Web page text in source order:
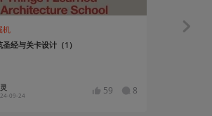
机
经与关卡设计（1）
09-24 59 8
创作笔记